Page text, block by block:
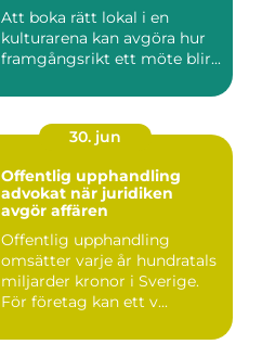
Att boka rätt lokal i en
kulturarena kan avgöra hur
framgångsrikt ett möte blir...
30. jun
Offentlig upphandling
advokat när juridiken
avgör affären
Offentlig upphandling
omsätter varje år hundratals
miljarder kronor i Sverige.
För företag kan ett v...